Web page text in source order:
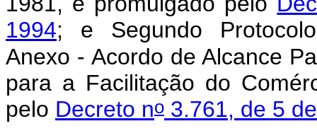
1994; e Segundo
Anexo - Acordo de Alcance
para a Facilitação do
pelo Decreto no 3.761, de 5